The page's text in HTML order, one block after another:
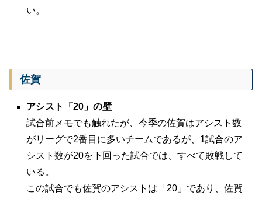
い。
佐賀
アシスト「20」の壁
試合前メモでも触れたが、今季の佐賀はアシスト数
がリーグで2番目に多いチームであるが、1試合のア
シスト数が20を下回った試合では、すべて敗戦して
いる。
この試合でも佐賀のアシストは「20」であり、佐賀